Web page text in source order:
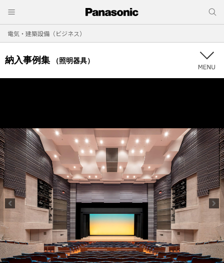
電気・建築設備（ビジネス）
納入事例集 （照明器具）